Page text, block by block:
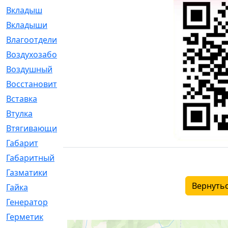
Вкладыш
Вкладыши
Влагоотделитель
Воздухозаборник
Воздушный
Восстановительный
Вставка
Втулка
Втягивающий
Габарит
Габаритный
Газматики
Гайка
Генератор
Герметик
[15]